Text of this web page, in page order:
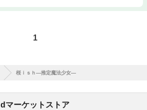
1
桜ｉｓｈ―推定魔法少女―
dマーケットストア